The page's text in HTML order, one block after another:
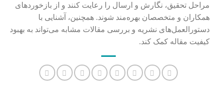
مراحل تحقیق، نگارش و ارسال را رعایت کنند و از بازخوردهای
همکاران و متخصصان بهره‌مند شوند. همچنین، آشنایی با
دستورالعمل‌های نشریه و بررسی مقالات مشابه می‌تواند به بهبود
کیفیت مقاله کمک کند.